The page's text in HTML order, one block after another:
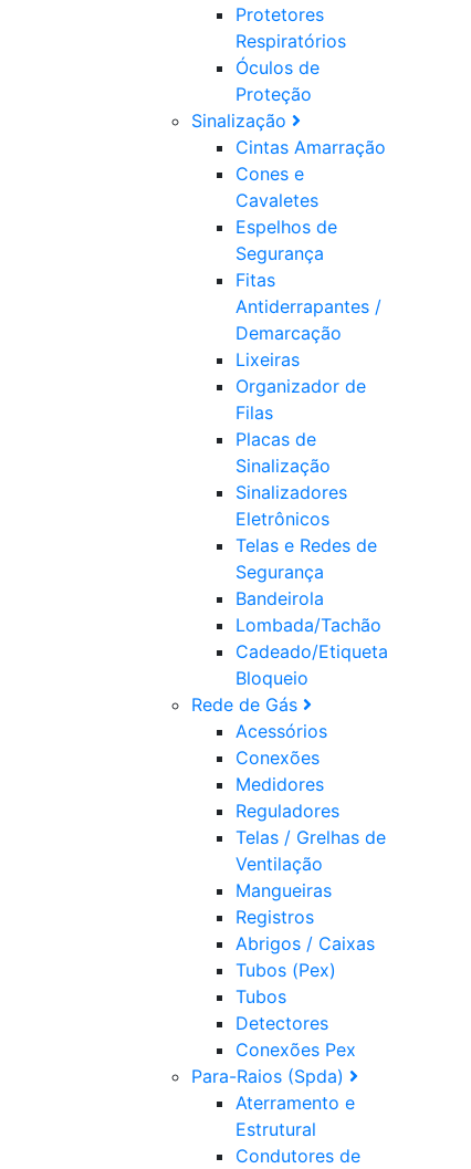
Protetores
Respiratórios
Óculos de
Proteção
Sinalização
Cintas Amarração
Cones e
Cavaletes
Espelhos de
Segurança
Fitas
Antiderrapantes /
Demarcação
Lixeiras
Organizador de
Filas
Placas de
Sinalização
Sinalizadores
Eletrônicos
Telas e Redes de
Segurança
Bandeirola
Lombada/Tachão
Cadeado/Etiqueta
Bloqueio
Rede de Gás
Acessórios
Conexões
Medidores
Reguladores
Telas / Grelhas de
Ventilação
Mangueiras
Registros
Abrigos / Caixas
Tubos (Pex)
Tubos
Detectores
Conexões Pex
Para-Raios (Spda)
Aterramento e
Estrutural
Condutores de